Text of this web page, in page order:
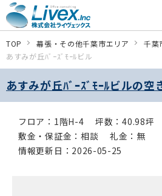
TOP 幕張・その他千葉市エリア
千葉
あすみが丘ﾊﾞｰｽﾞﾓｰﾙビル
あすみが丘ﾊﾞｰｽﾞﾓｰﾙビルの空
フロア：1階H-4
坪数：40.98坪
敷金・保証金：相談
礼金：無
情報更新日：2026-05-25